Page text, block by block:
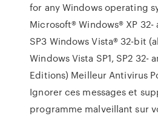
for any Windows operating
Microsoft® Windows® XP 32-
SP3 Windows Vista® 32-bit
Windows Vista SP1, SP2 32-
Editions) Meilleur Antivirus
Ignorer ces messages et
programme malveillant sur